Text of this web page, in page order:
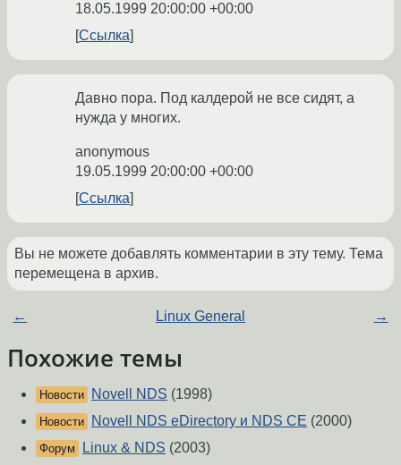
18.05.1999 20:00:00 +00:00
Ссылка
Давно пора. Под калдерой не все сидят, а
нужда у многих.
anonymous
19.05.1999 20:00:00 +00:00
Ссылка
Вы не можете добавлять комментарии в эту тему. Тема
перемещена в архив.
← Linux General →
Похожие темы
Новости Novell NDS (1998)
Новости Novell NDS eDirectory и NDS CE (2000)
Форум Linux & NDS (2003)